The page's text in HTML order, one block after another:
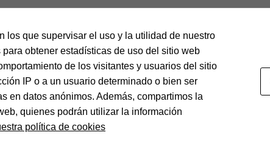
los que supervisar el uso y la utilidad de nuestro
obtener estadísticas de uso del sitio web
de los visitantes y usuarios del sitio
IP o a un usuario determinado o bien ser
en datos anónimos. Además, compartimos la
quienes podrán utilizar la información
política de cookies